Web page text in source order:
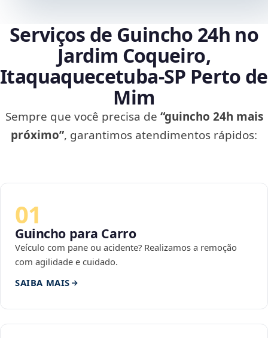
Serviços de Guincho 24h no
Jardim Coqueiro,
Itaquaquecetuba‑SP Perto de
Mim
Sempre que você precisa de “guincho 24h mais
próximo”, garantimos atendimentos rápidos:
01
Guincho para Carro
Veículo com pane ou acidente? Realizamos a remoção
com agilidade e cuidado.
SAIBA MAIS